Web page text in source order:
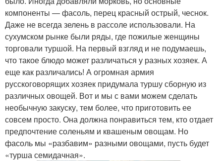
компоненты — фасоль, перец красный острый, чеснок.
Даже не всегда зелень в рассоле использовали. На
сухумском рынке были ряды, где пожилые женщины
торговали туршой. На первый взгляд и не подумаешь,
что такое блюдо может различаться у разных хозяек. А
еще как различались! А огромная армия
русскоговорящих хозяек придумала туршу сборную из
различных овощей. Вот и мы с вами можем сделать
необычную закуску, тем более, что приготовить ее
совсем просто. Она должна понравиться тем, кто отдает
предпочтение соленьям и квашеным овощам. Но
фасоль мы «разбавим» разными овощами, пусть будет
«турша семидачная».